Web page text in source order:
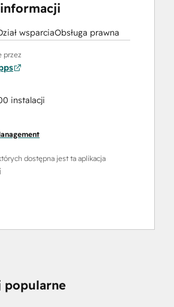
wsparciaObsługa prawna
przez
instalacji
dostępna jest ta aplikacja
popularne